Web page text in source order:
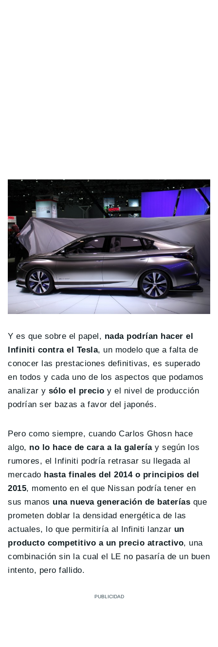
Y es que sobre el papel, nada podrían hacer el
Infiniti contra el Tesla, un modelo que a falta de
conocer las prestaciones definitivas, es superado
en todos y cada uno de los aspectos que podamos
analizar y sólo el precio y el nivel de producción
podrían ser bazas a favor del japonés.
Pero como siempre, cuando Carlos Ghosn hace
algo, no lo hace de cara a la galeríay según los
rumores, el Infiniti podría retrasar su llegada al
mercado hasta finales del 2014 o principios del
2015, momento en el que Nissan podría tener en
sus manos una nueva generación de baterías que
prometen doblar la densidad energética de las
actuales, lo que permitiría al Infiniti lanzar un
producto competitivo a un precio atractivo, una
combinación sin la cual el LE no pasaría de un buen
intento, pero fallido.